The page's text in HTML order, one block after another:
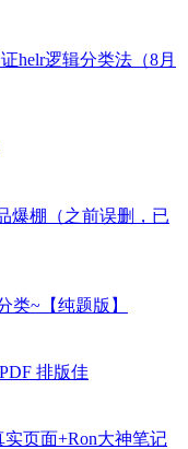
helr逻辑分类法（8月
爆棚（之前误删，已
类~【纯题版】
排版佳
页面+Ron大神笔记